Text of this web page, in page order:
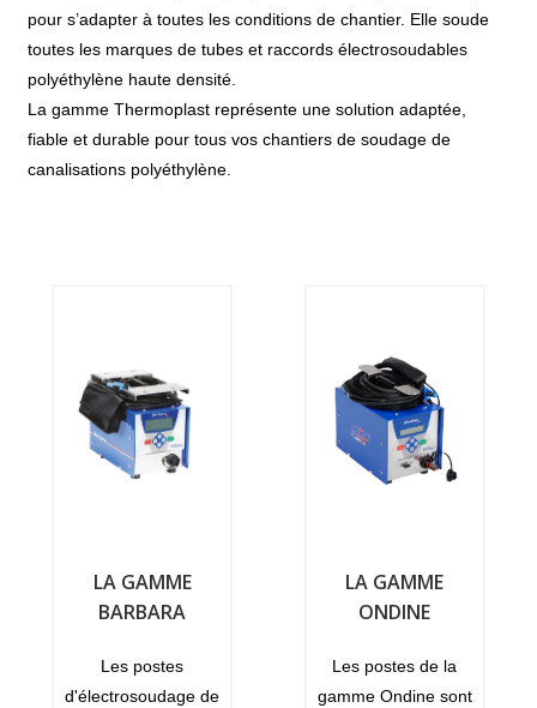
pour s’adapter à toutes les conditions de chantier. Elle soude
toutes les marques de tubes et raccords électrosoudables
polyéthylène haute densité.
La gamme Thermoplast représente une solution adaptée,
fiable et durable pour tous vos chantiers de soudage de
canalisations polyéthylène.
LA GAMME
BARBARA
Les postes
d'électrosoudage de
LA GAMME
ONDINE
Les postes de la
gamme Ondine sont